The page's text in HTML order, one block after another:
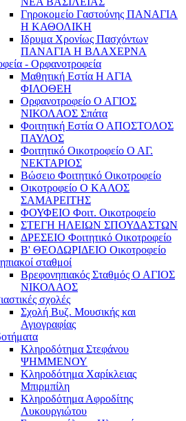
Γηροκομείο Γαστούνης ΠΑΝΑΓΙΑ
Η ΚΑΘΟΛΙΚΗ
Ιδρυμα Χρονίως Πασχόντων
ΠΑΝΑΓΙΑ Η ΒΛΑΧΕΡΝΑ
- Ορφανοτροφεία
Μαθητική Εστία Η ΑΓΙΑ
ΦΙΛΟΘΕΗ
Ορφανοτροφείο Ο ΑΓΙΟΣ
ΝΙΚΟΛΑΟΣ Σπάτα
Φοιτητική Εστία Ο ΑΠΟΣΤΟΛΟΣ
ΠΑΥΛΟΣ
Φοιτητικό Οικοτροφείο Ο ΑΓ.
ΝΕΚΤΑΡΙΟΣ
Βώσειο Φοιτητικό Οικοτροφείο
Οικοτροφείο Ο ΚΑΛΟΣ
ΣΑΜΑΡΕΙΤΗΣ
ΦΟΥΦΕΙΟ Φοιτ. Οικοτροφείο
ΣΤΕΓΗ ΗΛΕΙΩΝ ΣΠΟΥΔΑΣΤΩΝ
ΔΡΕΣΕΙΟ Φοιτητικό Οικοτροφείο
Β' ΘΕΟΔΩΡΙΔΕΙΟ Οικοτροφείο
σταθμοί
Βρεφονηπιακός Σταθμός Ο ΑΓΙΟΣ
ΝΙΚΟΛΑΟΣ
σχολές
Σχολή Βυζ. Μουσικής και
Αγιογραφίας
Κληροδότημα Στεφάνου
ΨΗΜΜΕΝΟΥ
Κληροδότημα Χαρίκλειας
Μπιρμπίλη
Κληροδότημα Αφροδίτης
Λυκουργιώτου